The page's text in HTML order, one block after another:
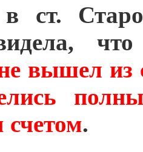
ст.
вышел из
счетом.